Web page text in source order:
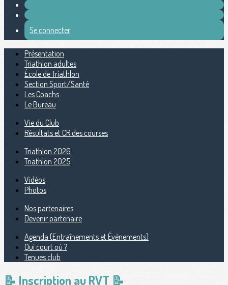
Se connecter
Présentation
Triathlon adultes
École de Triathlon
Section Sport/Santé
Les Coachs
Le Bureau
Vie du Club
Résultats et CR des courses
Triathlon 2026
Triathlon 2025
Vidéos
Photos
Nos partenaires
Devenir partenaire
Agenda (Entraînements et Évènements)
Qui court où ?
Tenues club
📝 Inscription au RVT 📝